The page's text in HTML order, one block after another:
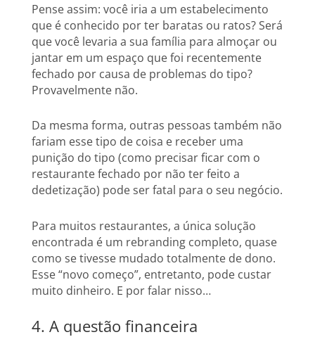
Pense assim: você iria a um estabelecimento
que é conhecido por ter baratas ou ratos? Será
que você levaria a sua família para almoçar ou
jantar em um espaço que foi recentemente
fechado por causa de problemas do tipo?
Provavelmente não.
Da mesma forma, outras pessoas também não
fariam esse tipo de coisa e receber uma
punição do tipo (como precisar ficar com o
restaurante fechado por não ter feito a
dedetização) pode ser fatal para o seu negócio.
Para muitos restaurantes, a única solução
encontrada é um rebranding completo, quase
como se tivesse mudado totalmente de dono.
Esse “novo começo”, entretanto, pode custar
muito dinheiro. E por falar nisso…
4. A questão financeira